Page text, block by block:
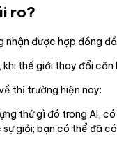
ro?
được hợp đồng
thế giới thay đổi
thị trường hiện nay:
thứ gì đó trong AI,
giỏi; bạn có thể đã